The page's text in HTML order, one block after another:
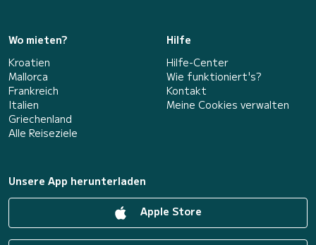
Wo mieten?
Kroatien
Mallorca
Frankreich
Italien
Griechenland
Alle Reiseziele
Hilfe
Hilfe-Center
Wie funktioniert's?
Kontakt
Meine Cookies verwalten
Unsere App herunterladen
Apple Store